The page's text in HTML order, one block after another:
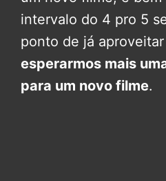
intervalo do 4 pro 5
ponto de já aproveitar
esperarmos mais
para um novo filme.